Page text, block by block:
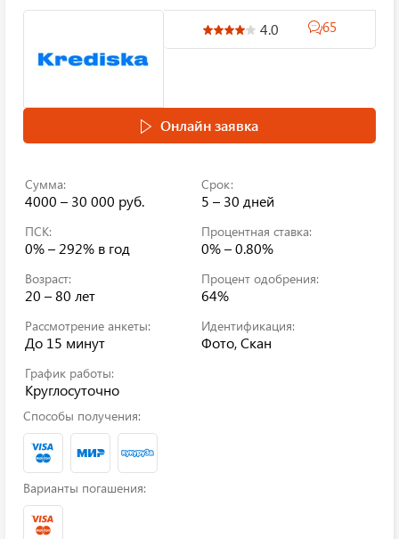
4.0 65
Онлайн заявка
Сумма:
4000 – 30 000 руб.
Срок:
5 – 30 дней
ПСК:
0% – 292% в год
Процентная ставка:
0% – 0.80%
Возраст:
20 – 80 лет
Процент одобрения:
64%
Рассмотрение анкеты:
До 15 минут
Идентификация:
Фото, Скан
График работы:
Круглосуточно
Способы получения:
Варианты погашения: